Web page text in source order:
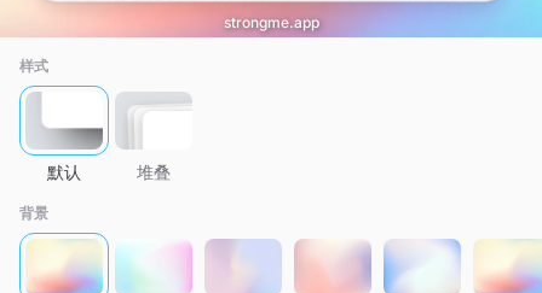
strongme.app
样式
默认 堆叠
背景